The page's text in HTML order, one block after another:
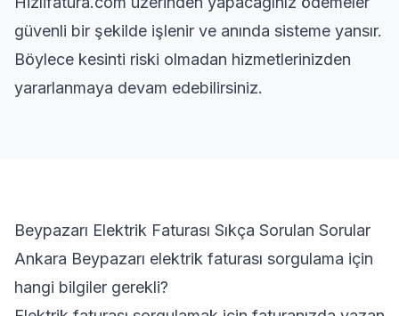
güvenli bir şekilde işlenir ve anında sisteme yansır.
Böylece kesinti riski olmadan hizmetlerinizden
yararlanmaya devam edebilirsiniz.
Beypazarı Elektrik Faturası Sıkça Sorulan Sorular
Ankara Beypazarı elektrik faturası sorgulama için
hangi bilgiler gerekli?